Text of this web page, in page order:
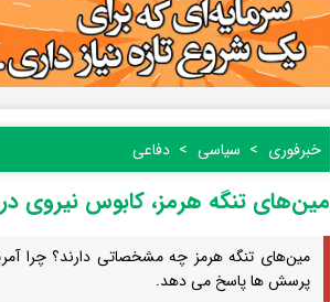
خبرفوری سیاسی دفاعی
مین‌های تنگه هرمز، کابوس نیروی
‌مین‌های تنگه هرمز چه مشخصاتی دارند؟ چرا
پرسش ها پاسخ می دهد.